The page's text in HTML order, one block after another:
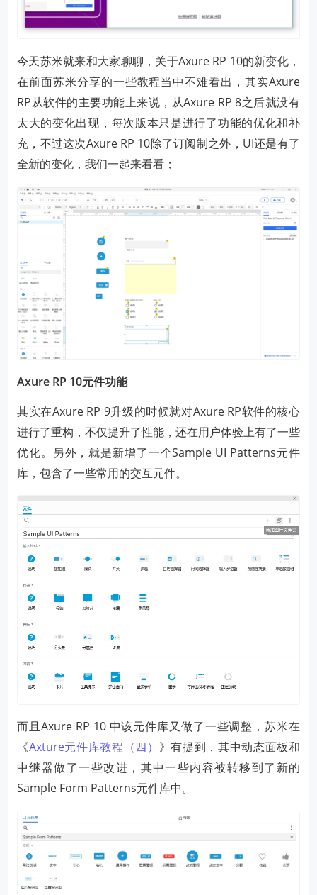
今天苏米就来和大家聊聊，关于Axure RP 10的新变化，
在前面苏米分享的一些教程当中不难看出，其实Axure
RP从软件的主要功能上来说，从Axure RP 8之后就没有
太大的变化出现，每次版本只是进行了功能的优化和补
充，不过这次Axure RP 10除了订阅制之外，UI还是有了
全新的变化，我们一起来看看；
Axure RP 10元件功能
其实在Axure RP 9升级的时候就对Axure RP软件的核心
进行了重构，不仅提升了性能，还在用户体验上有了一些
优化。另外，就是新增了一个Sample UI Patterns元件
库，包含了一些常用的交互元件。
而且Axure RP 10 中该元件库又做了一些调整，苏米在
《Axture元件库教程（四） 》有提到，其中动态面板和
中继器做了一些改进，其中一些内容被转移到了新的
Sample Form Patterns元件库中。